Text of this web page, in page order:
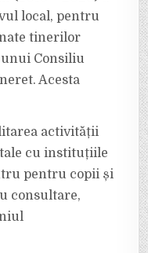
local, pentru
tinerilor
Consiliu
Acesta
activității
cu instituțiile
pentru copii și
consultare,